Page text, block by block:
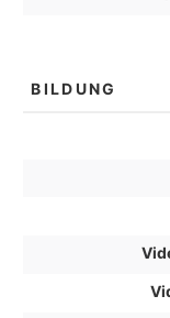
BILDUNG